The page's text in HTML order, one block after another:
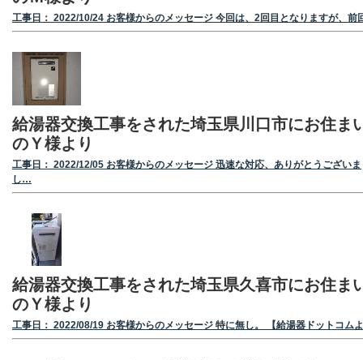
工事日： 2022/10/24 お客様からのメッセージ 今回は、2回目となりますが、
給湯器交換工事をされた埼玉県川口市にお住ま
のＹ様より
工事日： 2022/12/05 お客様からのメッセージ 迅速な対応、ありがとうございま
し…
給湯器交換工事をされた埼玉県久喜市にお住ま
のＹ様より
工事日： 2022/08/19 お客様からのメッセージ 特に無し。 【給湯器ドットコム